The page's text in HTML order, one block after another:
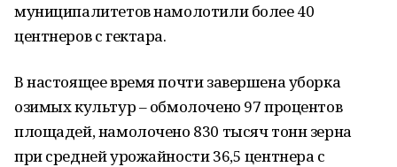
муниципалитетов намолотили более 40
центнеров с гектара.
В настоящее время почти завершена уборка
озимых культур – обмолочено 97 процентов
площадей, намолочено 830 тысяч тонн зерна
при средней урожайности 36,5 центнера с